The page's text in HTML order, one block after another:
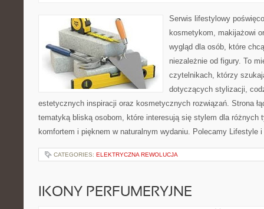
Serwis lifestylowy
kosmetykom, makijażowi
wygląd dla osób, które
niezależnie od figury. To
czytelnikach, którzy
dotyczących stylizacji,
estetycznych inspiracji oraz kosmetycznych rozwiązań. Strona
tematyką bliską osobom, które interesują się stylem dla różnych
komfortem i pięknem w naturalnym wydaniu. Polecamy Lifestyle
CATEGORIES: ELEKTRYCZNA REWOLUCJA
IKONY PERFUMERYJNE